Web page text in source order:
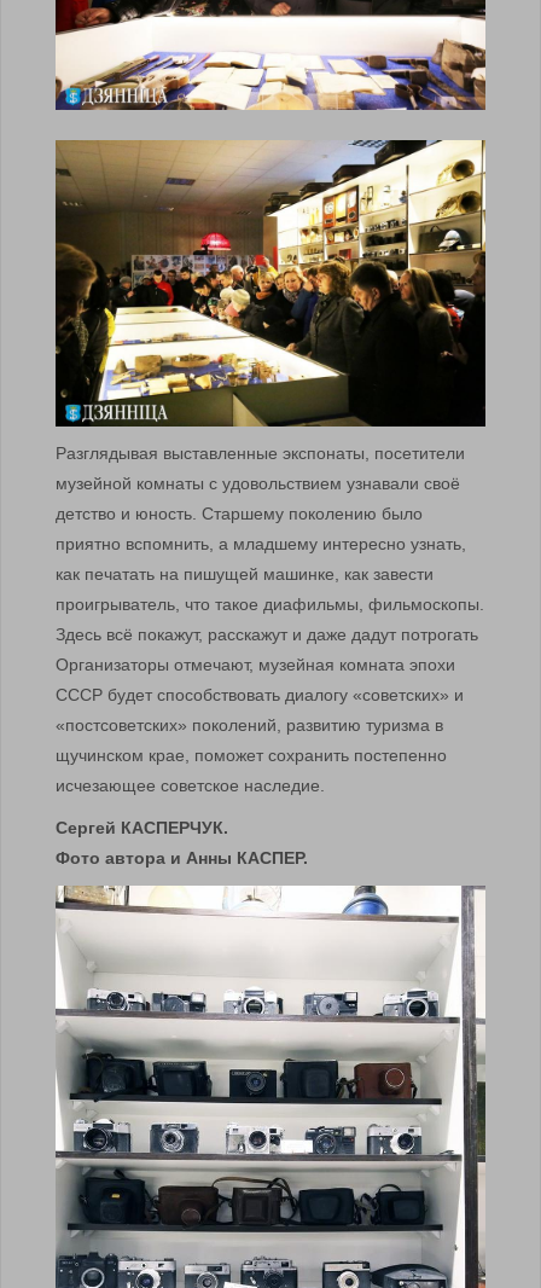
Разглядывая выставленные экспонаты, посетители
музейной комнаты с удовольствием узнавали своё
детство и юность. Старшему поколению было
приятно вспомнить, а младшему интересно узнать,
как печатать на пишущей машинке, как завести
проигрыватель, что такое диафильмы, фильмоскопы.
Здесь всё покажут, расскажут и даже дадут потрогать
Организаторы отмечают, музейная комната эпохи
СССР будет способствовать диалогу «советских» и
«постсоветских» поколений, развитию туризма в
щучинском крае, поможет сохранить постепенно
исчезающее советское наследие.
Сергей КАСПЕРЧУК.
Фото автора и Анны КАСПЕР.